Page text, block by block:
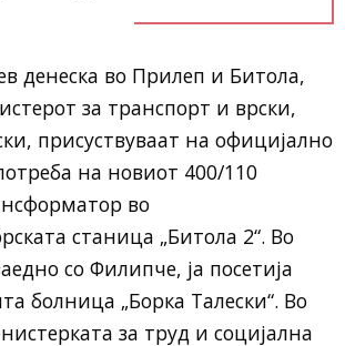
денеска во Прилеп и Битола,
за транспорт и врски,
присуствуваат на официјално
на новиот 400/110
во
станица „Битола 2“. Во
со Филипче, ја посетија
болница „Борка Талески“. Во
за труд и социјална